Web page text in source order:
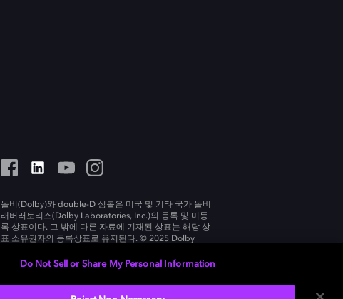
돌비(Dolby)와 double-D 심볼은 미국 및 기타 국가 돌비
래버러토리스(Dolby Laboratories, Inc.)의 등록 및 미등
록 상표이다. 그 밖에 다른 자료에 기재된 상표는 해당 상
표 소유권자의 등록상표로 유지된다. © 2025 Dolby
Do Not Sell or Share My Personal Information